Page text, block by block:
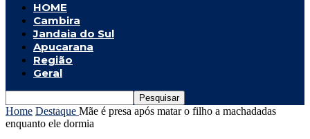
HOME
Cambira
Jandaia do Sul
Apucarana
Região
Geral
Home Destaque Mãe é presa após matar o filho a machadadas
enquanto ele dormia